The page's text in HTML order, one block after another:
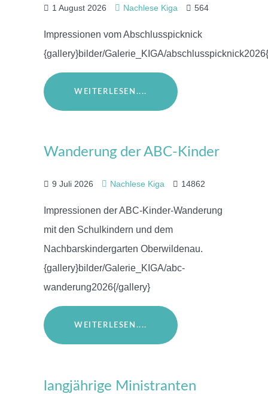
1 August 2026 Nachlese Kiga 564
Impressionen vom Abschlusspicknick
{gallery}bilder/Galerie_KIGA/
WEITERLESEN....
Wanderung der ABC-Kinder
9 Juli 2026 Nachlese Kiga 14862
Impressionen der ABC-Kinder-Wanderung
mit den Schulkindern und dem
Nachbarskindergarten Oberwildenau.
{gallery}bilder/Galerie_KIGA/abc-
wanderung2026{/gallery}
WEITERLESEN....
langjährige Ministranten